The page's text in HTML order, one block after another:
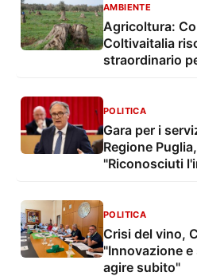
AMBIENTE
Agricoltura:
Coltivaitalia
straordinario
POLITICA
Gara per i
Regione
"Riconosciuti
POLITICA
Crisi del vino,
"Innovazione
agire subito"